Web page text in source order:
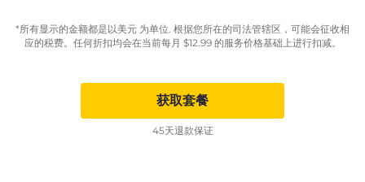
*所有显示的金额都是以美元 为单位. 根据您所在的司法管辖区，可能会征收相
应的税费。任何折扣均会在当前每月 $12.99的服务价格基础上进行扣减。
获取套餐
45天退款保证